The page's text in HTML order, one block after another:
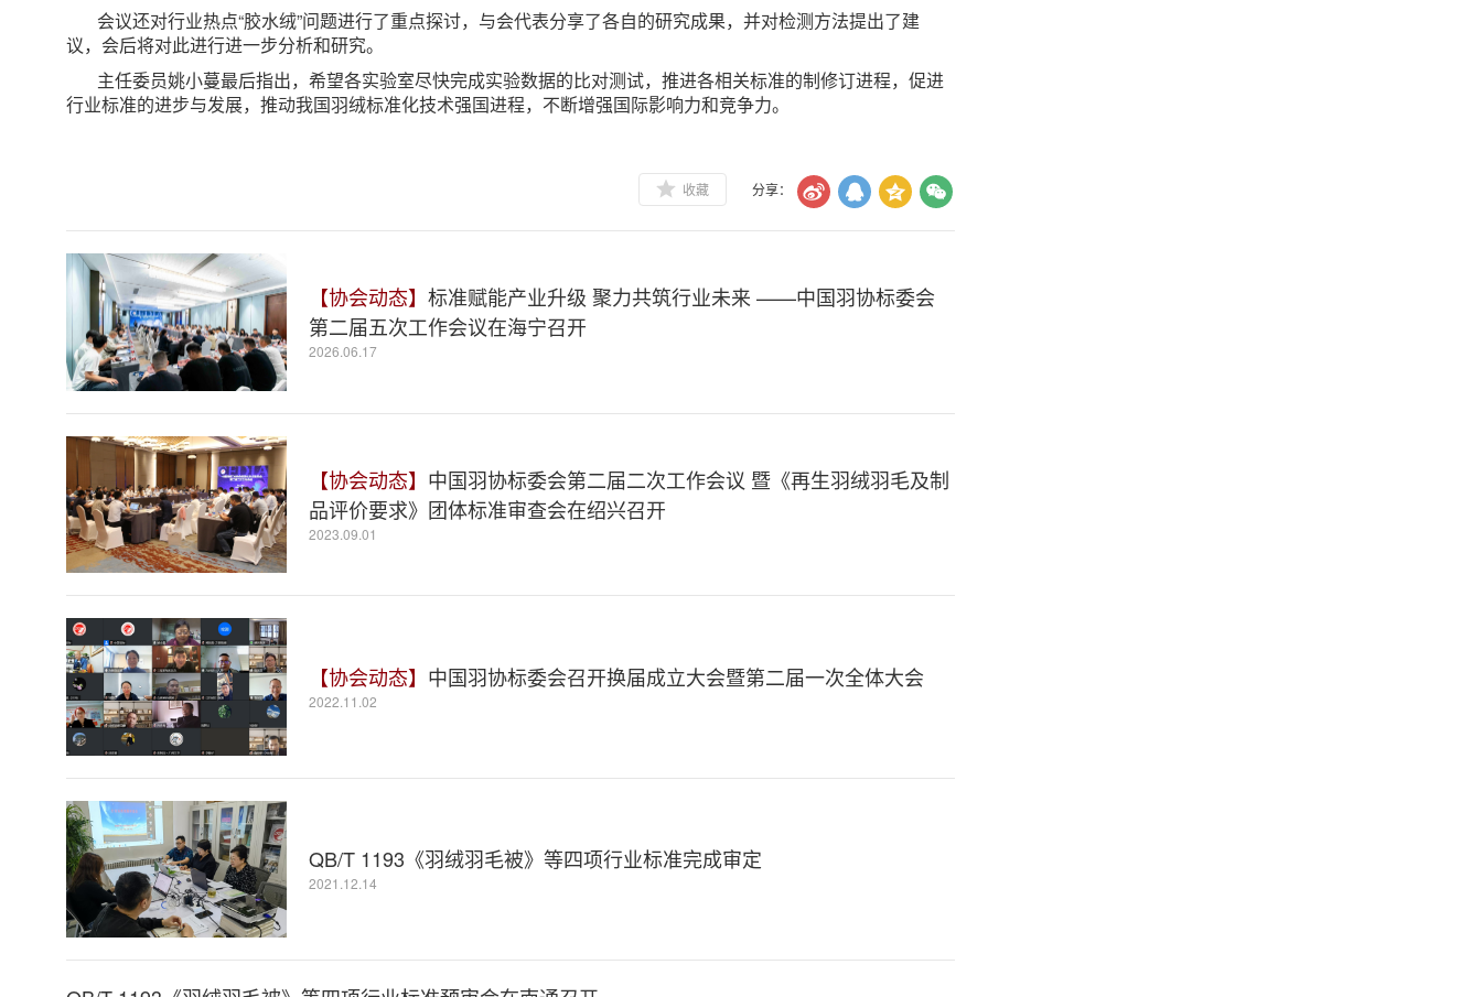
会议还对行业热点“胶水绒”问题进行了重点探讨，与会代表分享了各自的研究成果，并对检测方法提出了建
议，会后将对此进行进一步分析和研究。
主任委员姚小蔓最后指出，希望各实验室尽快完成实验数据的比对测试，推进各相关标准的制修订进程，促进
行业标准的进步与发展，推动我国羽绒标准化技术强国进程，不断增强国际影响力和竞争力。
收藏 分享：
【协会动态】 标准赋能产业升级 聚力共筑行业未来 ——中国羽协标委会
第二届五次工作会议在海宁召开
2026.06.17
【协会动态】 中国羽协标委会第二届二次工作会议 暨《再生羽绒羽毛及制
品评价要求》团体标准审查会在绍兴召开
2023.09.01
【协会动态】 中国羽协标委会召开换届成立大会暨第二届一次全体大会
2022.11.02
QB/T 1193《羽绒羽毛被》等四项行业标准完成审定
2021.12.14